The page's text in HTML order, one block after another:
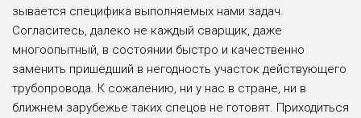
зывается специфика выполняемых нами задач.
Согласитесь, далеко не каждый сварщик, даже
многоопыт­ный, в состоянии быстро и каче­ственно
заменить пришедший в негодность участок действующего
трубопровода. К сожалению, ни у нас в стране, ни в
ближнем зарубе­жье таких спецов не готовят. При­ходиться